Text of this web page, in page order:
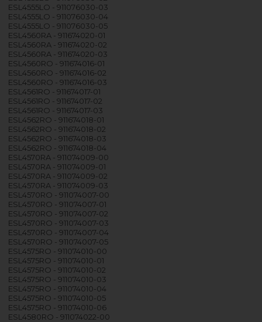
ESL4555LO - 911076030-03
ESL4555LO - 911076030-04
ESL4555LO - 911076030-05
ESL4560RA - 911674020-01
ESL4560RA - 911674020-02
ESL4560RA - 911674020-03
ESL4560RO - 911674016-01
ESL4560RO - 911674016-02
ESL4560RO - 911674016-03
ESL4561RO - 911674017-01
ESL4561RO - 911674017-02
ESL4561RO - 911674017-03
ESL4562RO - 911674018-01
ESL4562RO - 911674018-02
ESL4562RO - 911674018-03
ESL4562RO - 911674018-04
ESL4570RA - 911074009-00
ESL4570RA - 911074009-01
ESL4570RA - 911074009-02
ESL4570RA - 911074009-03
ESL4570RO - 911074007-00
ESL4570RO - 911074007-01
ESL4570RO - 911074007-02
ESL4570RO - 911074007-03
ESL4570RO - 911074007-04
ESL4570RO - 911074007-05
ESL4575RO - 911074010-00
ESL4575RO - 911074010-01
ESL4575RO - 911074010-02
ESL4575RO - 911074010-03
ESL4575RO - 911074010-04
ESL4575RO - 911074010-05
ESL4575RO - 911074010-06
ESL4580RO - 911074022-00